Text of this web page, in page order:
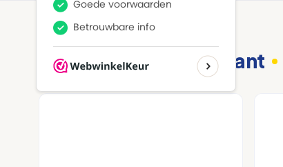
Mogelijk ook interessant